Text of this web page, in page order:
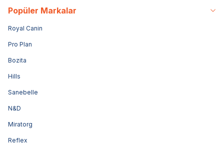
Popüler Markalar
Royal Canin
Pro Plan
Bozita
Hills
Sanebelle
N&D
Miratorg
Reflex